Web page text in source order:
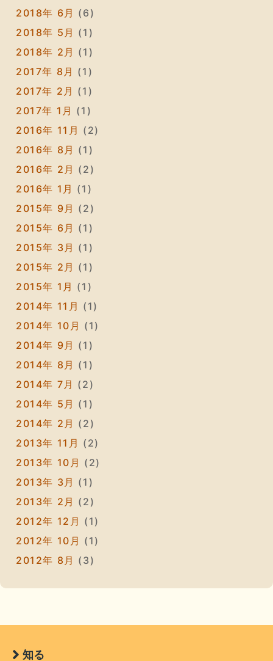
2018年 6月 (6)
2018年 5月 (1)
2018年 2月 (1)
2017年 8月 (1)
2017年 2月 (1)
2017年 1月 (1)
2016年 11月 (2)
2016年 8月 (1)
2016年 2月 (2)
2016年 1月 (1)
2015年 9月 (2)
2015年 6月 (1)
2015年 3月 (1)
2015年 2月 (1)
2015年 1月 (1)
2014年 11月 (1)
2014年 10月 (1)
2014年 9月 (1)
2014年 8月 (1)
2014年 7月 (2)
2014年 5月 (1)
2014年 2月 (2)
2013年 11月 (2)
2013年 10月 (2)
2013年 3月 (1)
2013年 2月 (2)
2012年 12月 (1)
2012年 10月 (1)
2012年 8月 (3)
知る